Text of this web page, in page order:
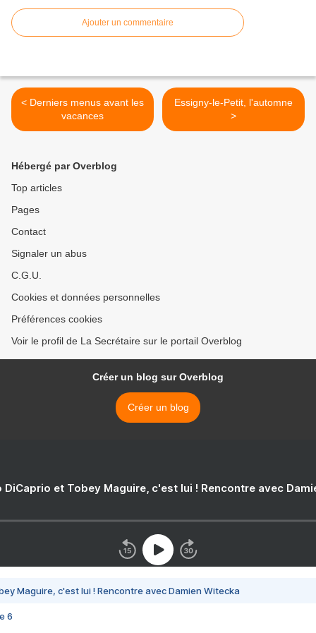
Ajouter un commentaire
< Derniers menus avant les
vacances
Essigny-le-Petit, l'automne
>
Hébergé par Overblog
Top articles
Pages
Contact
Signaler un abus
C.G.U.
Cookies et données personnelles
Préférences cookies
Voir le profil de La Secrétaire sur le portail Overblog
Créer un blog sur Overblog
Créer un blog
DiCaprio et Tobey Maguire, c'est lui ! Rencontre avec
Maguire, c'est lui ! Rencontre avec Damien Witecka
6